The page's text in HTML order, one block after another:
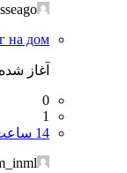
на дом
آغاز
0
1
14 ساعت، 35 دقیقه پیش